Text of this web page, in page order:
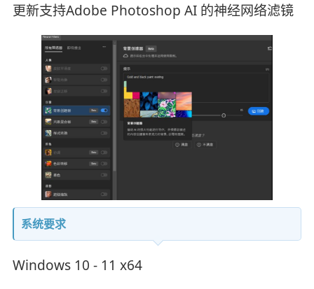
更新支持Adobe Photoshop AI 的神经网络滤镜
系统要求
Windows 10 - 11 x64